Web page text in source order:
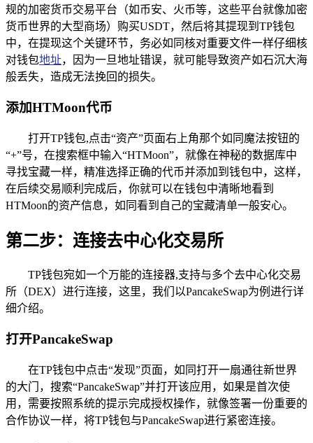
规的加密货币交易平台（如币安、火币等，这些平台就像加密
货币世界的大型商场）购买USDT，然后将其提现到TP钱包
中，在提现这个关键环节，务必如同核对重要文件一样仔细核
对钱包地址，因为一旦地址错误，就可能导致资产如石沉大海
般丢失，造成无法挽回的损失。
添加HTMoon代币
打开TP钱包,点击“资产”页面右上角那个如同魔法按钮的
“+”号，在搜索框中输入“HTMoon”，就像在神秘的数据库中
寻找宝藏一样，精准选择正确的代币并添加到钱包中，这样，
在后续交易顺利完成后，你就可以在钱包中清晰地看到
HTMoon的资产信息，如同看到自己的宝藏清单一般安心。
第二步：连接去中心化交易所
TP钱包宛如一个万能的连接器,支持与多个去中心化交易
所（DEX）进行连接，这里，我们以PancakeSwap为例进行详
细介绍。
打开PancakeSwap
在TP钱包中点击“发现”页面，如同打开一扇通往新世界
的大门，搜索“PancakeSwap”并打开该应用，如果是首次使
用，需要按照系统的提示完成授权操作，就像签署一份重要的
合作协议一样，将TP钱包与PancakeSwap进行紧密连接。